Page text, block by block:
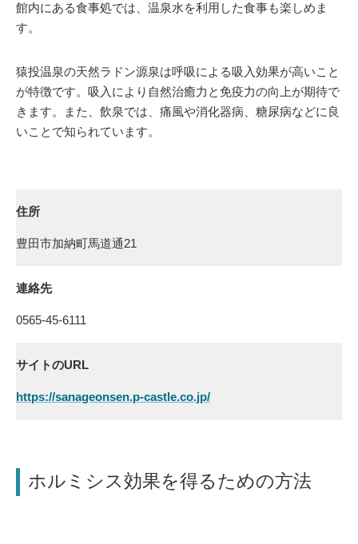
館内にある食事処では、温泉水を利用した食事も楽しめま
す。
猿投温泉の天然ラドン源泉は呼吸による吸入効果が高いこと
が特徴です。吸入により自然治癒力と免疫力の向上が期待で
きます。また、飲泉では、痛風や消化器病、糖尿病などに良
いことで知られています。
住所
豊田市加納町馬道通21
連絡先
0565-45-6111
サイトのURL
https://sanageonsen.p-castle.co.jp/
ホルミシス効果を得るための方法